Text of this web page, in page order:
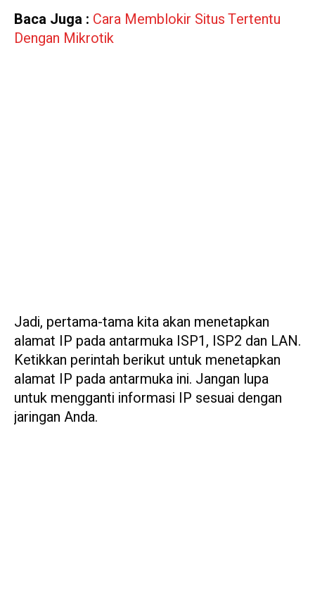
Baca Juga : Cara Memblokir Situs Tertentu
Dengan Mikrotik
Jadi, pertama-tama kita akan menetapkan
alamat IP pada antarmuka ISP1, ISP2 dan LAN.
Ketikkan perintah berikut untuk menetapkan
alamat IP pada antarmuka ini. Jangan lupa
untuk mengganti informasi IP sesuai dengan
jaringan Anda.